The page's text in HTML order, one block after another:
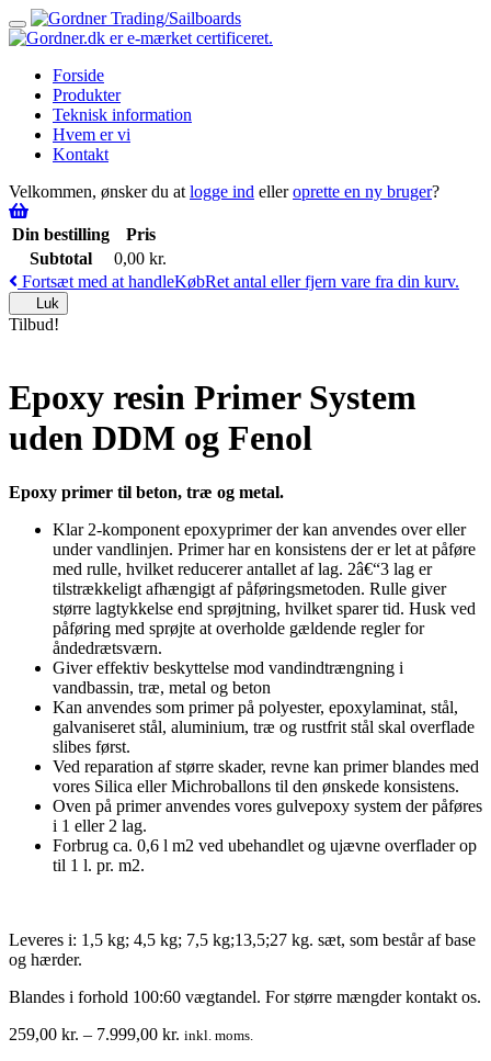
Toggle
navigation
Forside
Produkter
Teknisk information
Hvem er vi
Kontakt
Velkommen, ønsker du at logge ind elleroprette en ny bruger?
Din bestilling
Pris
Subtotal
0,00 kr.
Fortsæt med at handleKøbRet antal eller fjern vare fra din kurv.
Luk
Tilbud!
Epoxy resin Primer System
uden DDM og Fenol
Epoxy primer til beton, træ og metal.
Klar 2-komponent epoxyprimer der kan anvendes over eller
under vandlinjen. Primer har en konsistens der er let at påføre
med rulle, hvilket reducerer antallet af lag. 2â€“3 lag er
tilstrækkeligt afhængigt af påføringsmetoden. Rulle giver
større lagtykkelse end sprøjtning, hvilket sparer tid. Husk ved
påføring med sprøjte at overholde gældende regler for
åndedrætsværn.
Giver effektiv beskyttelse mod vandindtrængning i
vandbassin, træ, metal og beton
Kan anvendes som primer på polyester, epoxylaminat, stål,
galvaniseret stål, aluminium, træ og rustfrit stål skal overflade
slibes først.
Ved reparation af større skader, revne kan primer blandes med
vores Silica eller Michroballons til den ønskede konsistens.
Oven på primer anvendes vores gulvepoxy system der påføres
i 1 eller 2 lag.
Forbrug ca. 0,6 l m2 ved ubehandlet og ujævne overflader op
til 1 l. pr. m2.
Leveres i: 1,5 kg; 4,5 kg; 7,5 kg;13,5;27 kg. sæt, som består af base
og hærder.
Blandes i forhold 100:60 vægtandel. For større mængder kontakt os.
259,00 kr. – 7.999,00 kr. Prisinterval:
inkl. moms.